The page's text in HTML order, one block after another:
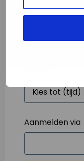
Starttijd*
Aanmelden via